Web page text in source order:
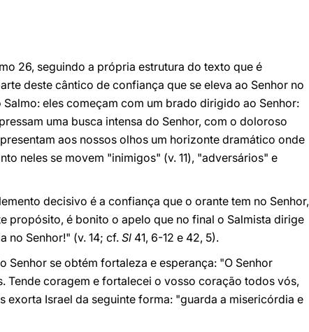
26, seguindo a própria estrutura do texto que é
deste cântico de confiança que se eleva ao Senhor no
eles começam com um brado dirigido ao Senhor:
uma busca intensa do Senhor, com o doloroso
aos nossos olhos um horizonte dramático onde
neles se movem "inimigos" (v. 11), "adversários" e
decisivo é a confiança que o orante tem no Senhor,
propósito, é bonito o apelo que no final o Salmista dirige
no Senhor!" (v. 14; cf.Sl 41, 6-12 e 42, 5).
Senhor se obtém fortaleza e esperança: "O Senhor
Tende coragem e fortalecei o vosso coração todos vós,
exorta Israel da seguinte forma: "guarda a misericórdia e